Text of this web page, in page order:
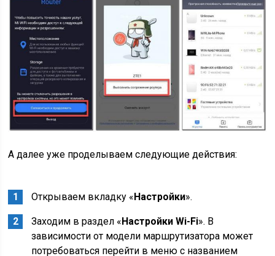
А далее уже проделываем следующие действия:
Открываем вкладку «Настройки».
Заходим в раздел «Настройки Wi-Fi». В
зависимости от модели маршрутизатора может
потребоваться перейти в меню с названием